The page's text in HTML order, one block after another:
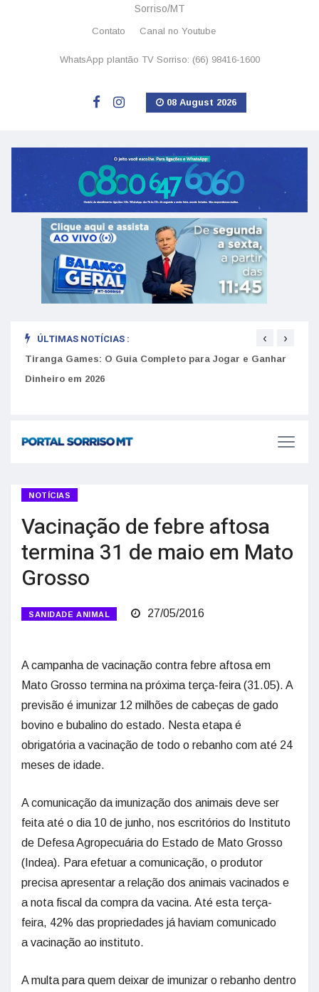
Sorriso/MT
Contato Canal no Youtube
WhatsApp plantão TV Sorriso: (66) 98416-1600
08 August 2026
ÚLTIMAS NOTÍCIAS :
Tiranga Games: O Guia Completo para Jogar e Ganhar
Dinheiro em 2026
‹ ›
NOTÍCIAS
Vacinação de febre aftosa
termina 31 de maio em Mato
Grosso
SANIDADE ANIMAL 27/05/2016
A campanha de vacinação contra febre aftosa em
Mato Grosso termina na próxima terça-feira (31.05). A
previsão é imunizar 12 milhões de cabeças de gado
bovino e bubalino do estado. Nesta etapa é
obrigatória a vacinação de todo o rebanho com até 24
meses de idade.
A comunicação da imunização dos animais deve ser
feita até o dia 10 de junho, nos escritórios do Instituto
de Defesa Agropecuária do Estado de Mato Grosso
(Indea). Para efetuar a comunicação, o produtor
precisa apresentar a relação dos animais vacinados e
a nota fiscal da compra da vacina. Até esta terça-
feira, 42% das propriedades já haviam comunicado
a vacinação ao instituto.
A multa para quem deixar de imunizar o rebanho dentro